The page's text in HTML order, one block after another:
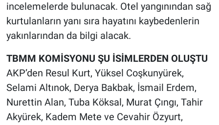
incelemelerde bulunacak. Otel yangınından sağ
kurtulanların yanı sıra hayatını kaybedenlerin
yakınlarından da bilgi alacak.
TBMM KOMİSYONU ŞU İSİMLERDEN OLUŞTU
AKP’den Resul Kurt, Yüksel Coşkunyürek,
Selami Altınok, Derya Bakbak, İsmail Erdem,
Nurettin Alan, Tuba Köksal, Murat Çıngı, Tahir
Akyürek, Kadem Mete ve Cevahir Özyurt,
Teknoloji
Türkiye'nin Geleceği
Türkiye'nin Gündemi
Yerel Gündem
Yerel Yaşam